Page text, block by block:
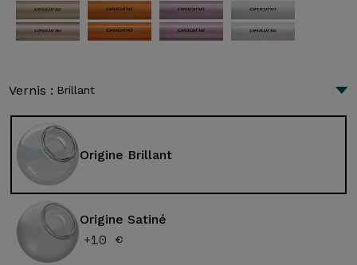
Vernis : Brillant
Origine Brillant
Origine Satiné
+10 €